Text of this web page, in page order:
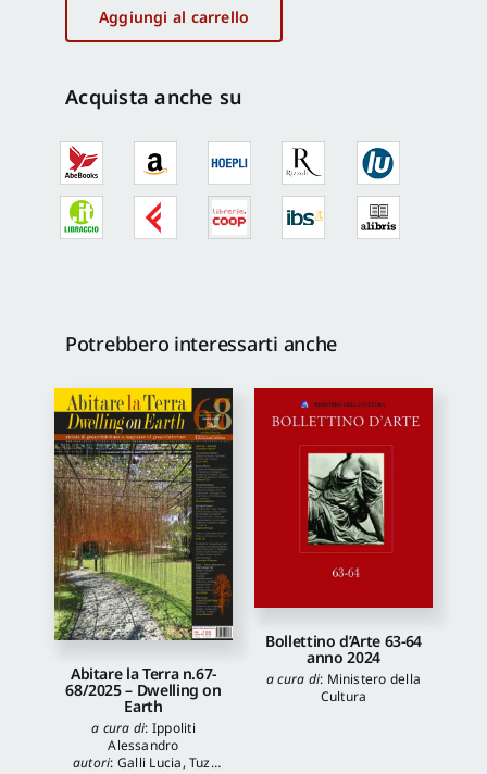
Newsletter
1/1996
quantità
Aggiungi al carrello
Acquista anche su
Potrebbero interessarti anche
Abitare la Terra n.67-
68/2025 – Dwelling on
Earth
a cura di: Ippoliti
Alessandro
autori: Galli Lucia,Tuzi
Bollettino d’Arte 63-64
anno 2024
a cura di: Ministero della
Cultura